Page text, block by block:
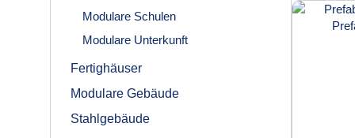
Modulare Schulen
Modulare Unterkunft
Fertighäuser
Modulare Gebäude
Stahlgebäude